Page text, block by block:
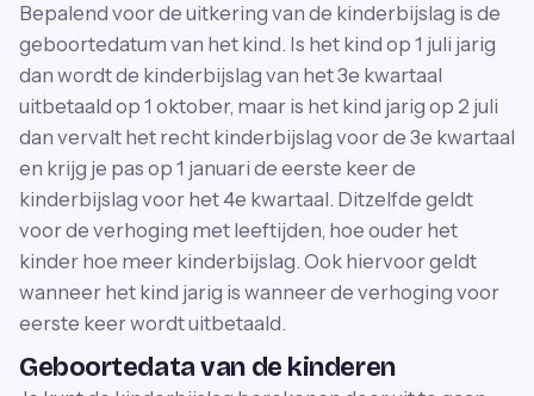
Bepalend voor de uitkering van de kinderbijslag is de
geboortedatum van het kind. Is het kind op 1 juli jarig
dan wordt de kinderbijslag van het 3e kwartaal
uitbetaald op 1 oktober, maar is het kind jarig op 2 juli
dan vervalt het recht kinderbijslag voor de 3e kwartaal
en krijg je pas op 1 januari de eerste keer de
kinderbijslag voor het 4e kwartaal. Ditzelfde geldt
voor de verhoging met leeftijden, hoe ouder het
kinder hoe meer kinderbijslag. Ook hiervoor geldt
wanneer het kind jarig is wanneer de verhoging voor
eerste keer wordt uitbetaald.
Geboortedata van de kinderen